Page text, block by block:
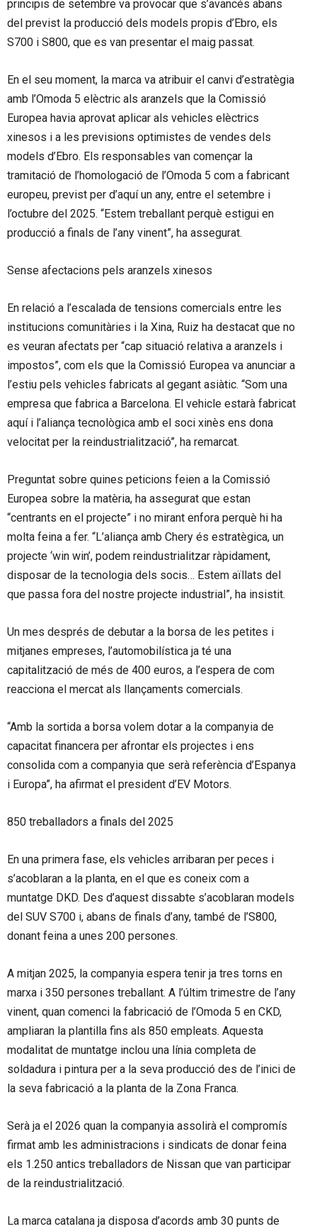
principis de setembre va provocar que s’avancés abans
del previst la producció dels models propis d’Ebro, els
S700 i S800, que es van presentar el maig passat.
En el seu moment, la marca va atribuir el canvi d’estratègia
amb l’Omoda 5 elèctric als aranzels que la Comissió
Europea havia aprovat aplicar als vehicles elèctrics
xinesos i a les previsions optimistes de vendes dels
models d’Ebro. Els responsables van començar la
tramitació de l’homologació de l’Omoda 5 com a fabricant
europeu, previst per d’aquí un any, entre el setembre i
l’octubre del 2025. “Estem treballant perquè estigui en
producció a finals de l’any vinent”, ha assegurat.
Sense afectacions pels aranzels xinesos
En relació a l’escalada de tensions comercials entre les
institucions comunitàries i la Xina, Ruiz ha destacat que no
es veuran afectats per “cap situació relativa a aranzels i
impostos”, com els que la Comissió Europea va anunciar a
l’estiu pels vehicles fabricats al gegant asiàtic. “Som una
empresa que fabrica a Barcelona. El vehicle estarà fabricat
aquí i l’aliança tecnològica amb el soci xinès ens dona
velocitat per la reindustrialització”, ha remarcat.
Preguntat sobre quines peticions feien a la Comissió
Europea sobre la matèria, ha assegurat que estan
“centrants en el projecte” i no mirant enfora perquè hi ha
molta feina a fer. “L’aliança amb Chery és estratègica, un
projecte ‘win win’, podem reindustrialitzar ràpidament,
disposar de la tecnologia dels socis… Estem aïllats del
que passa fora del nostre projecte industrial”, ha insistit.
Un mes després de debutar a la borsa de les petites i
mitjanes empreses, l’automobilística ja té una
capitalització de més de 400 euros, a l’espera de com
reacciona el mercat als llançaments comercials.
“Amb la sortida a borsa volem dotar a la companyia de
capacitat financera per afrontar els projectes i ens
consolida com a companyia que serà referència d’Espanya
i Europa”, ha afirmat el president d’EV Motors.
850 treballadors a finals del 2025
En una primera fase, els vehicles arribaran per peces i
s’acoblaran a la planta, en el que es coneix com a
muntatge DKD. Des d’aquest dissabte s’acoblaran models
del SUV S700 i, abans de finals d’any, també de l’S800,
donant feina a unes 200 persones.
A mitjan 2025, la companyia espera tenir ja tres torns en
marxa i 350 persones treballant. A l’últim trimestre de l’any
vinent, quan comenci la fabricació de l’Omoda 5 en CKD,
ampliaran la plantilla fins als 850 empleats. Aquesta
modalitat de muntatge inclou una línia completa de
soldadura i pintura per a la seva producció des de l’inici de
la seva fabricació a la planta de la Zona Franca.
Serà ja el 2026 quan la companyia assolirà el compromís
firmat amb les administracions i sindicats de donar feina
els 1.250 antics treballadors de Nissan que van participar
de la reindustrialització.
La marca catalana ja disposa d’acords amb 30 punts de